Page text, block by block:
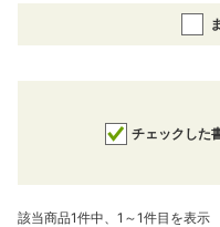
チェックした
該当商品1件中、1～1件目を表示